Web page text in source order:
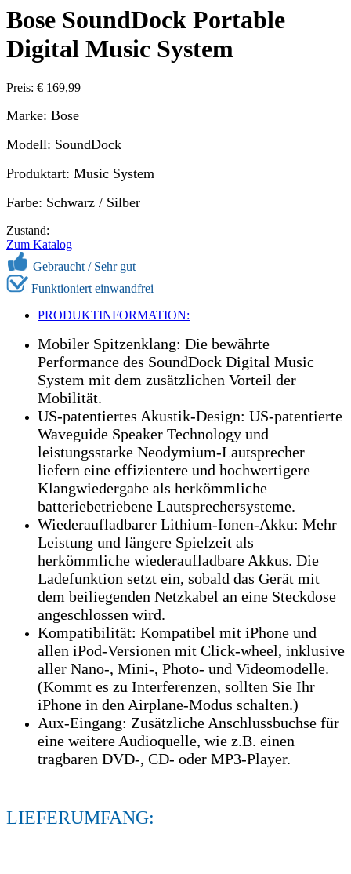
Bose SoundDock Portable
Digital Music System
Preis: € 169,99
Marke: Bose
Modell: SoundDock
Produktart: Music System
Farbe: Schwarz / Silber
Zustand:
Zum Katalog
Gebraucht / Sehr gut
Funktioniert einwandfrei
PRODUKTINFORMATION:
Mobiler Spitzenklang: Die bewährte
Performance des SoundDock Digital Music
System mit dem zusätzlichen Vorteil der
Mobilität.
US-patentiertes Akustik-Design: US-patentierte
Waveguide Speaker Technology und
leistungsstarke Neodymium-Lautsprecher
liefern eine effizientere und hochwertigere
Klangwiedergabe als herkömmliche
batteriebetriebene Lautsprechersysteme.
Wiederaufladbarer Lithium-Ionen-Akku: Mehr
Leistung und längere Spielzeit als
herkömmliche wiederaufladbare Akkus. Die
Ladefunktion setzt ein, sobald das Gerät mit
dem beiliegenden Netzkabel an eine Steckdose
angeschlossen wird.
Kompatibilität: Kompatibel mit iPhone und
allen iPod-Versionen mit Click-wheel, inklusive
aller Nano-, Mini-, Photo- und Videomodelle.
(Kommt es zu Interferenzen, sollten Sie Ihr
iPhone in den Airplane-Modus schalten.)
Aux-Eingang: Zusätzliche Anschlussbuchse für
eine weitere Audioquelle, wie z.B. einen
tragbaren DVD-, CD- oder MP3-Player.
LIEFERUMFANG: